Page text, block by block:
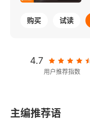
购买 试读
4.7
用户推荐指数
主编推荐语